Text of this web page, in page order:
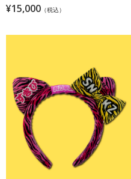
¥15,000 （税込）